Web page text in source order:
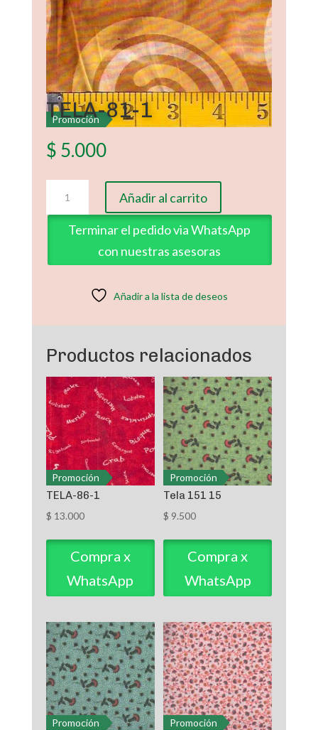
Promoción
TELA-81-1
$ 5.000
1
cantidad
Añadir al carrito
Terminar el pedido via WhatsApp
con nuestras asesoras
Añadir a la lista de deseos
Productos relacionados
Promoción
TELA-86-1
$ 13.000
Compra x
WhatsApp
Promoción
Tela 151 15
$ 9.500
Compra x
WhatsApp
Promoción Promoción